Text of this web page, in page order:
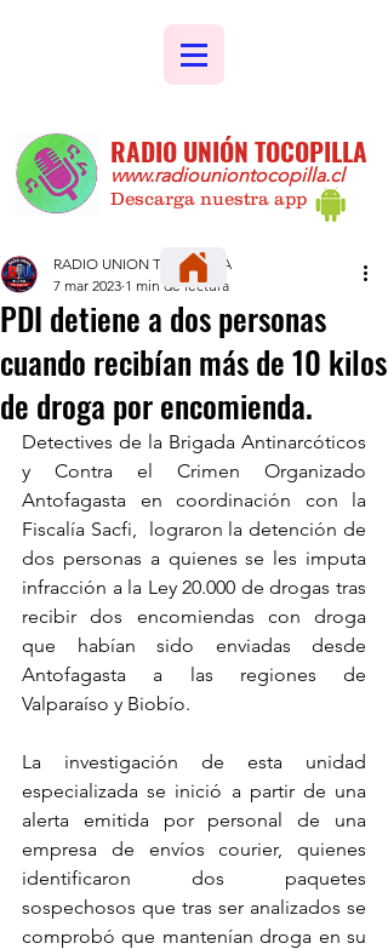
RADIO UNIÓN TOCOPILLA
www.radiouniontocopilla.cl
Descarga nuestra app
PDI detiene a dos personas
cuando recibían más de 10 kilos
de droga por encomienda.
RADIO UNION TOCOPILLA
7 mar 2023 1 min de lectura
Detectives de la Brigada Antinarcóticos
y Contra el Crimen Organizado
Antofagasta en coordinación con la
Fiscalía Sacfi,  lograron la detención de
dos personas a quienes se les imputa
infracción a la Ley 20.000 de drogas tras
recibir dos encomiendas con droga
que habían sido enviadas desde
Antofagasta a las regiones de
Valparaíso y Biobío.
La investigación de esta unidad
especializada se inició a partir de una
alerta emitida por personal de una
empresa de envíos courier, quienes
identificaron dos paquetes
sospechosos que tras ser analizados se
comprobó que mantenían droga en su